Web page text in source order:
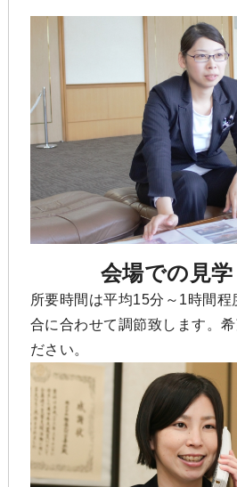
会場での見
所要時間は平均15分～1時間
合に合わせて調節致します。
ださい。